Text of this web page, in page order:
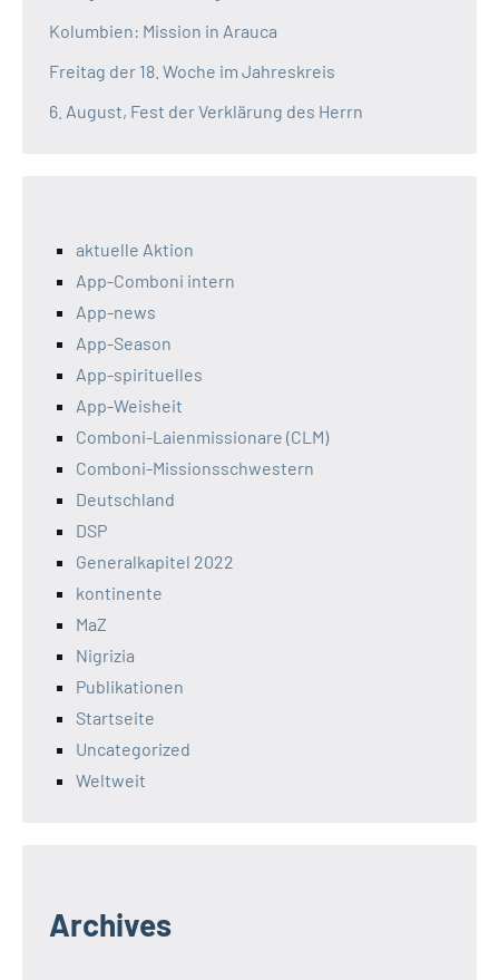
Kolumbien: Mission in Arauca
Freitag der 18. Woche im Jahreskreis
6. August, Fest der Verklärung des Herrn
aktuelle Aktion
App-Comboni intern
App-news
App-Season
App-spirituelles
App-Weisheit
Comboni-Laienmissionare (CLM)
Comboni-Missionsschwestern
Deutschland
DSP
Generalkapitel 2022
kontinente
MaZ
Nigrizia
Publikationen
Startseite
Uncategorized
Weltweit
Archives